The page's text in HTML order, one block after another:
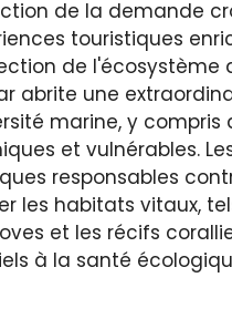
de la demande
touristiques
de l'écosystème
abrite une
marine, y compris
et vulnérables.
responsables
les habitats vitaux,
et les récifs
à la santé